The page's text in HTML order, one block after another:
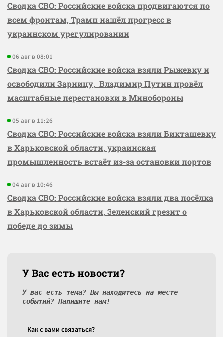
Сводка СВО: Российские войска продвигаются по
всем фронтам, Трамп нашёл прогресс в
украинском урегулировании
06 авг в 08:01
Сводка СВО: Российские войска взяли Рыжевку и
освободили Зарницу, Владимир Путин провёл
масштабные перестановки в Минобороны
05 авг в 11:26
Сводка СВО: Российские войска взяли Бикташевку
в Харьковской области, украинская
промышленность встаёт из-за остановки портов
04 авг в 10:46
Сводка СВО: Российские войска взяли два посёлка
в Харьковской области, Зеленский грезит о
победе до зимы
У Вас есть новости?
У вас есть тема? Вы находитесь на месте
событий? Напишите нам!
Как c вами связаться?